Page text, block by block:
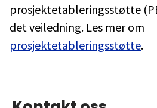
prosjektetableringsstøtte
det veiledning. Les mer om
prosjektetableringsstøtte.